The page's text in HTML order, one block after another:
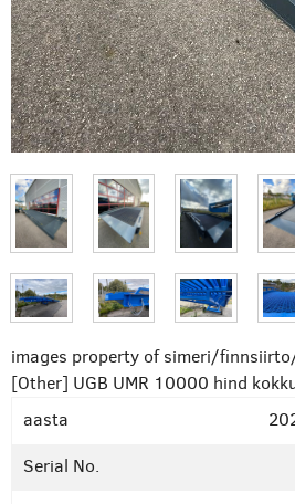
images property of simeri/
[Other] UGB UMR 10000 hind
aasta
Serial No.